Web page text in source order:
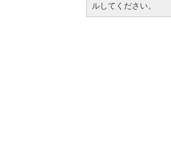
ルしてください。